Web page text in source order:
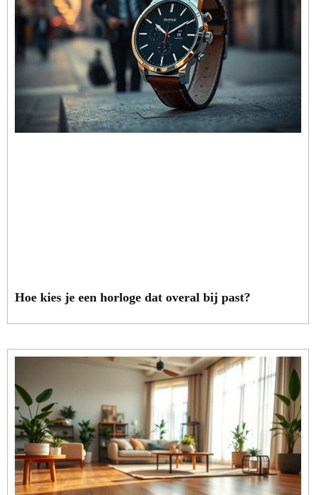
Hoe kies je een horloge dat overal bij past?